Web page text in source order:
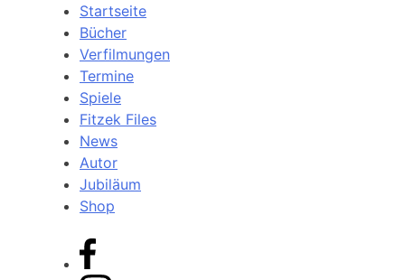
Startseite
Bücher
Verfilmungen
Termine
Spiele
Fitzek Files
News
Autor
Jubiläum
Shop